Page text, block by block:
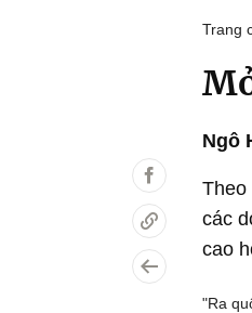
Trang
Ngô
Theo
các
cao
"Ra